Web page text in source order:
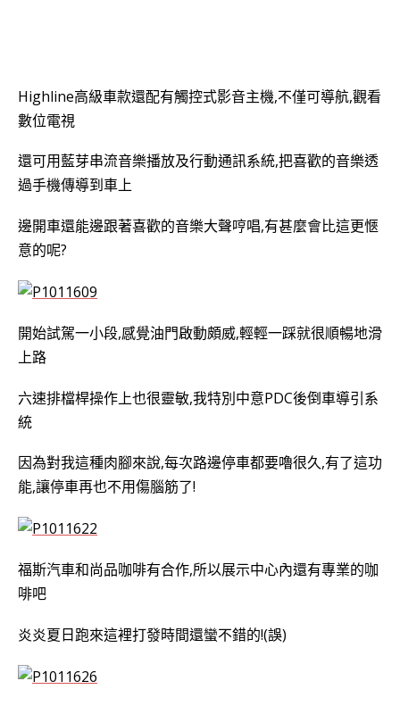
Highline高級車款還配有觸控式影音主機,不僅可導航,觀看
數位電視
還可用藍芽串流音樂播放及行動通訊系統,把喜歡的音樂透
過手機傳導到車上
邊開車還能邊跟著喜歡的音樂大聲哼唱,有甚麼會比這更愜
意的呢?
開始試駕一小段,感覺油門啟動頗威,輕輕一踩就很順暢地滑
上路
六速排檔桿操作上也很靈敏,我特別中意PDC後倒車導引系
統
因為對我這種肉腳來說,每次路邊停車都要嚕很久,有了這功
能,讓停車再也不用傷腦筋了!
福斯汽車和尚品咖啡有合作,所以展示中心內還有專業的咖
啡吧
炎炎夏日跑來這裡打發時間還蠻不錯的!(誤)